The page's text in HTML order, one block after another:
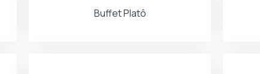
Buffet Platô